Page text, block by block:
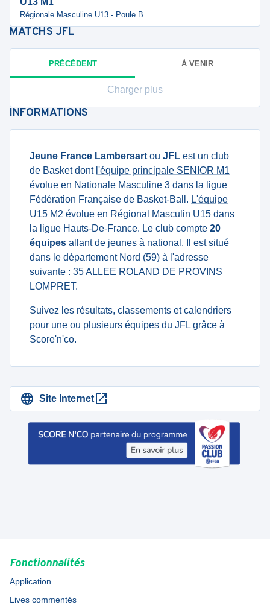
Régionale Masculine U13 - Poule B
MATCHS JFL
PRÉCÉDENT À VENIR
Charger plus
INFORMATIONS
Jeune France Lambersart ou JFL est un club
de Basket dont l'équipe principale SENIOR M1
évolue en Nationale Masculine 3 dans la ligue
Fédération Française de Basket-Ball. L'équipe
U15 M2 évolue en Régional Masculin U15 dans
la ligue Hauts-De-France. Le club compte 20
équipes allant de jeunes à national. Il est situé
dans le département Nord (59) à l'adresse
suivante : 35 ALLEE ROLAND DE PROVINS
LOMPRET.
Suivez les résultats, classements et calendriers
pour une ou plusieurs équipes du JFL grâce à
Score'n'co.
Site Internet
Fonctionnalités
Application
Lives commentés